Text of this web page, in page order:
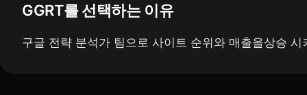
GGRT를 선택하는 이유
구글 전략 분석가 팀으로 사이트 순위와 매출을상승 시